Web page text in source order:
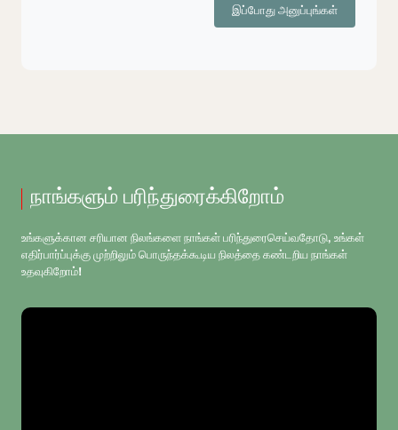
இப்போது அனுப்புங்கள்
நாங்களும் பரிந்துரைக்கிறோம்
உங்களுக்கான சரியான நிலங்களை நாங்கள் பரிந்துரைசெய்வதோடு, உங்கள்
எதிர்பார்ப்புக்கு முற்றிலும் பொருந்தக்கூடிய நிலத்தை கண்டறிய நாங்கள்
உதவுகிறோம்!